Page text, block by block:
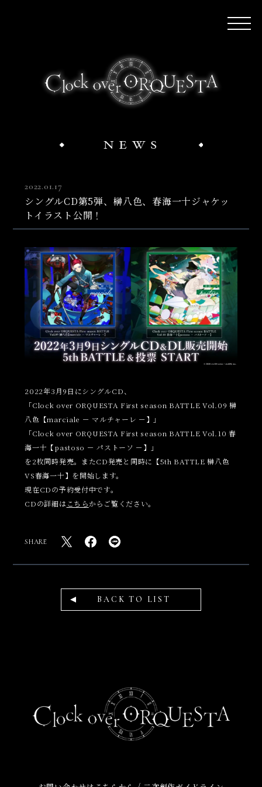
2022.01.17
シングルCD第5弾、榊八色、春海一十ジャケッ
トイラスト公開！
2022年3月9日にシングルCD、
「Clock over ORQUESTA First season BATTLE Vol.09 榊
八色【marciale － マルチャーレ －】」
「Clock over ORQUESTA First season BATTLE Vol.10 春
海一十【pastoso － パストーソ －】」
を2枚同時発売。またCD発売と同時に【5th BATTLE 榊八色
VS春海一十】を開始します。
現在CDの予約受付中です。
CDの詳細はこちらからご覧ください。
SHARE
BACK TO LIST